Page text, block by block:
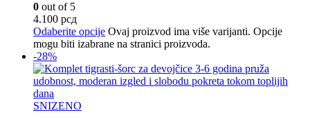
0 out of 5
4.100 рсд
Odaberite opcije Ovaj proizvod ima više varijanti. Opcije
mogu biti izabrane na stranici proizvoda.
-28%
SNIZENO